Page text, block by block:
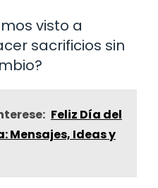
visto a
sacrificios sin
Feliz Día del
Mensajes, Ideas y